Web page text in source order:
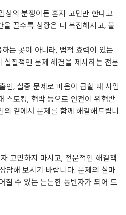
상의 분쟁이든 혼자 고민만 한다고
끌수록 상황은 더 복잡해지고, 불
는 곳이 아니라, 법적 효력이 있는
질적인 문제 해결을 제시하는 전문
인, 실종 문제로 마음이 급할 때 사업
스토킹, 협박 등으로 안전이 위협받
의 곁에서 문제를 함께 해결해드립니
고민하지 마시고, 전문적인 해결책
상담해 보시기 바랍니다. 문제의 실마
질 수 있는 든든한 동반자가 되어 드